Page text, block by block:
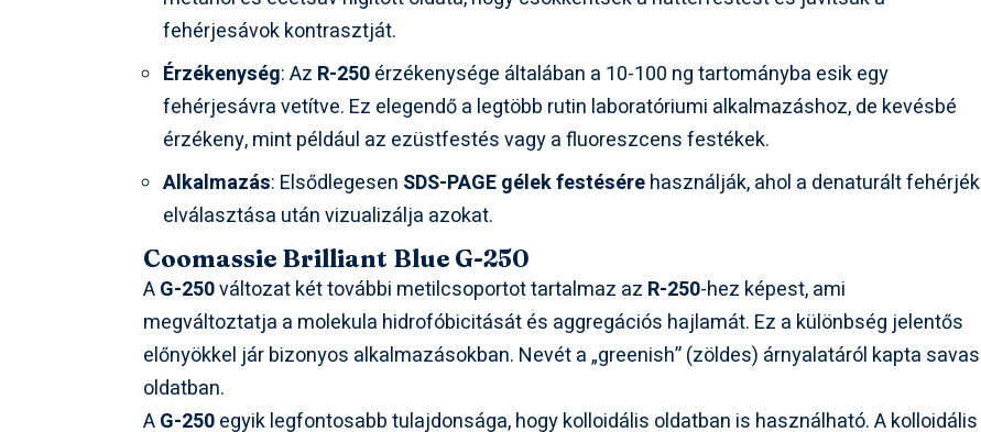
fehérjesávok kontrasztját.
Érzékenység: Az R-250érzékenysége általában a 10-100 ng tartományba esik egy
fehérjesávra vetítve. Ez elegendő a legtöbb rutin laboratóriumi alkalmazáshoz, de kevésbé
érzékeny, mint például az ezüstfestés vagy a fluoreszcens festékek.
Alkalmazás: Elsődlegesen SDS-PAGE gélek festésérehasználják, ahol a denaturált fehérjék
elválasztása után vizualizálja azokat.
Coomassie Brilliant Blue G-250
AG-250változat két további metilcsoportot tartalmaz az R-250-hez képest, ami
megváltoztatja a molekula hidrofóbicitását és aggregációs hajlamát. Ez a különbség jelentős
előnyökkel jár bizonyos alkalmazásokban. Nevét a „greenish” (zöldes) árnyalatáról kapta savas
oldatban.
AG-250egyik legfontosabb tulajdonsága, hogy kolloidális oldatban is használható. A kolloidális